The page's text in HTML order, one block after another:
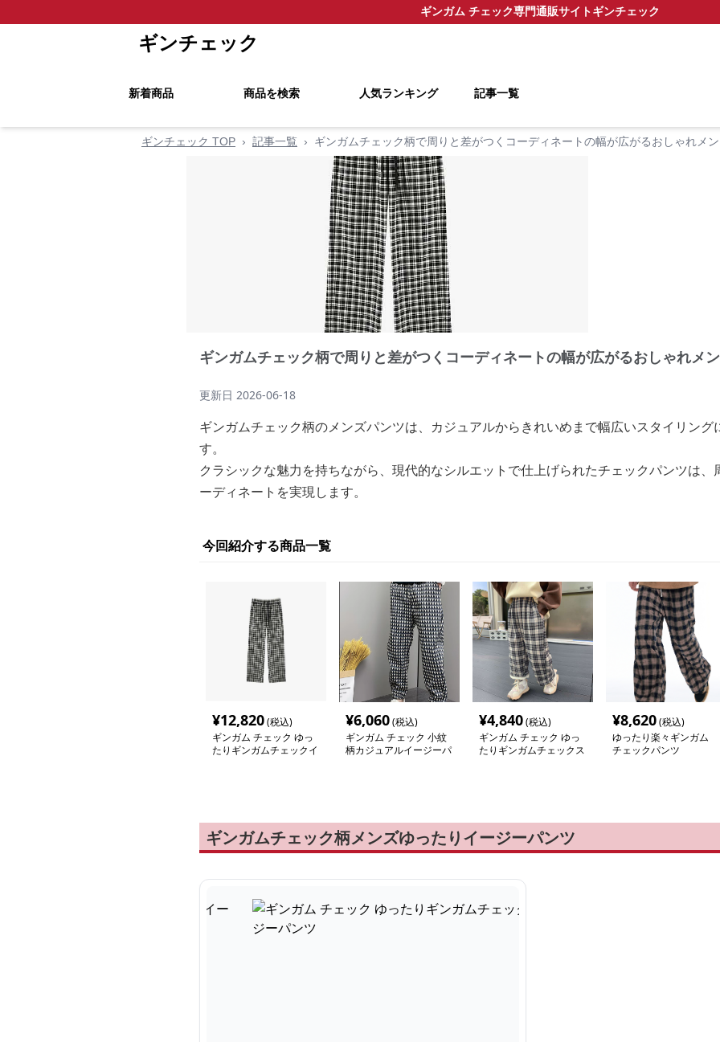
ギンガム チェック専門通販サイトギンチェック
ギンチェック
新着商品 商品を検索 人気ランキング 記事一覧
ギンチェック TOP › 記事一覧 › ギンガムチェック柄で周りと差がつくコーディネートの幅が広がるおしゃれメ
ギンガムチェック柄で周りと差がつくコーディネートの幅が広がるおしゃれメ
更新日 2026-06-18
ギンガムチェック柄のメンズパンツは、カジュアルからきれいめまで幅広いスタイリン
す。
クラシックな魅力を持ちながら、現代的なシルエットで仕上げられたチェックパンツは、
ーディネートを実現します。
今回紹介する商品一覧
¥12,820(税込)
ギンガム チェック ゆっ
たりギンガムチェックイ
¥6,060(税込)
ギンガム チェック 小紋
柄カジュアルイージーパ
¥4,840(税込)
ギンガム チェック ゆっ
たりギンガムチェックス
¥8,620(税込)
ゆったり楽々ギンガム
チェックパンツ
ギンガムチェック柄メンズゆったりイージーパンツ